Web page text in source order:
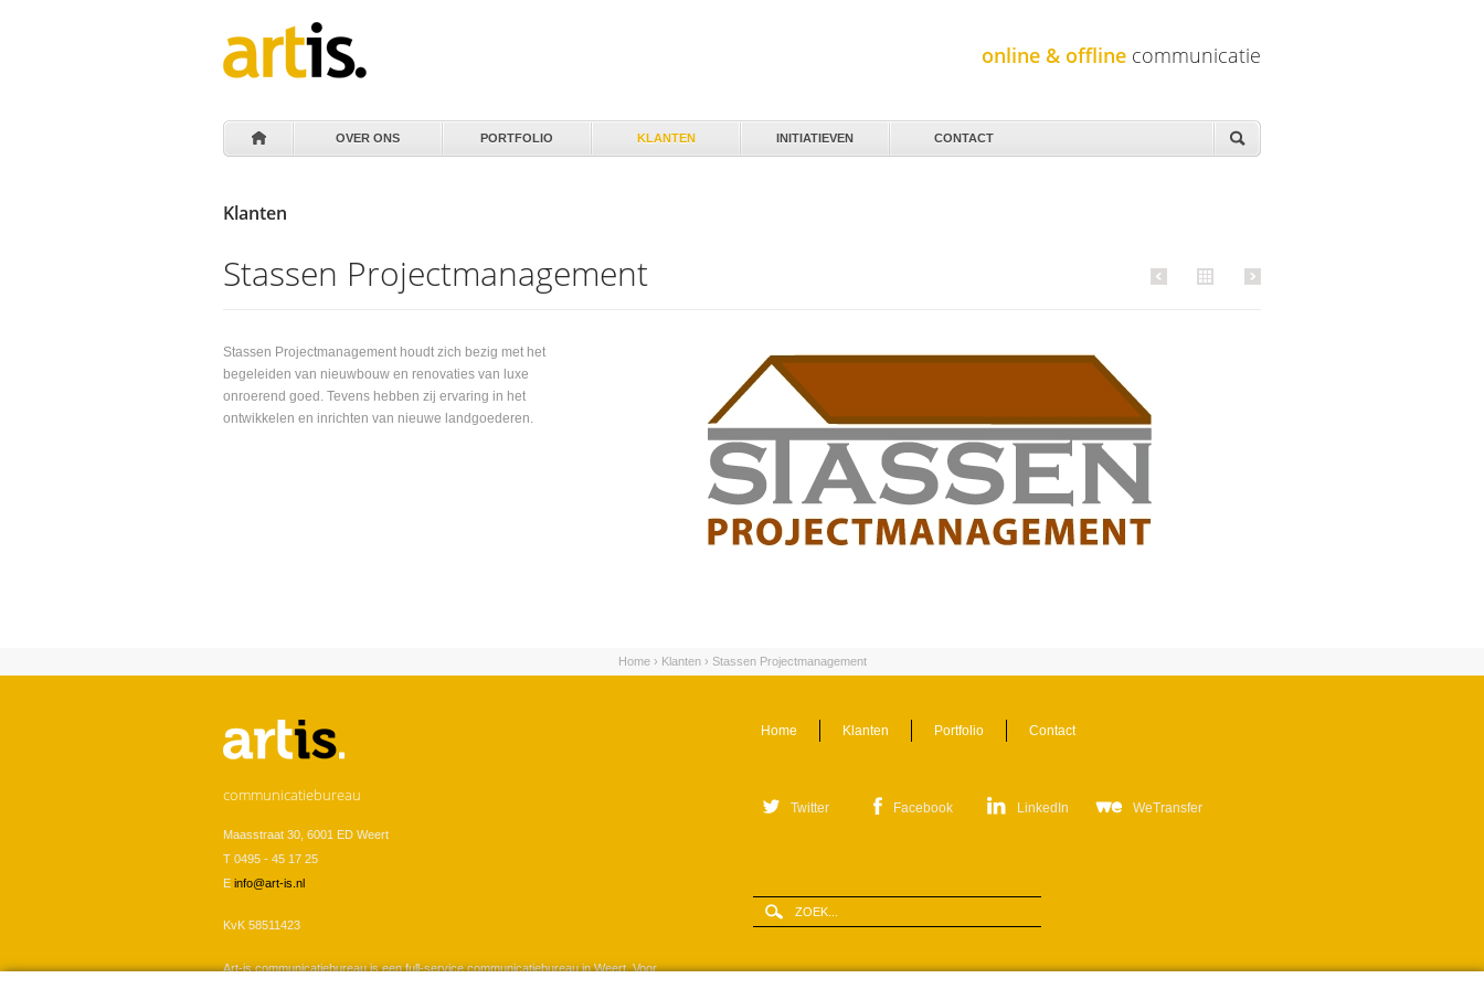
online & offline communicatie
Klanten
Stassen Projectmanagement
Stassen Projectmanagement houdt zich bezig met het
begeleiden van nieuwbouw en renovaties van luxe
onroerend goed. Tevens hebben zij ervaring in het
ontwikkelen en inrichten van nieuwe landgoederen.
OVER ONS PORTFOLIO KLANTEN INITIATIEVEN CONTACT
U bent hier
Home› Klanten› Stassen Projectmanagement
communicatiebureau
Maasstraat 30, 6001 ED Weert
T 0495 - 45 17 25
E info@art-is.nl
KvK 58511423
Art-is communicatiebureau is een full-service communicatiebureau in Weert. Voor
Home Klanten Portfolio Contact
Twitter Facebook LinkedIn WeTransfer
Zoeken